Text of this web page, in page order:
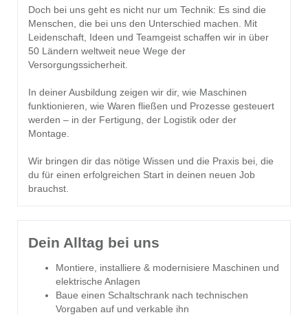
Doch bei uns geht es nicht nur um Technik: Es sind die
Menschen, die bei uns den Unterschied machen. Mit
Leidenschaft, Ideen und Teamgeist schaffen wir in über
50 Ländern weltweit neue Wege der
Versorgungssicherheit.
In deiner Ausbildung zeigen wir dir, wie Maschinen
funktionieren, wie Waren fließen und Prozesse gesteuert
werden – in der Fertigung, der Logistik oder der
Montage.
Wir bringen dir das nötige Wissen und die Praxis bei, die
du für einen erfolgreichen Start in deinen neuen Job
brauchst.
Dein Alltag bei uns
Montiere, installiere & modernisiere Maschinen und
elektrische Anlagen
Baue einen Schaltschrank nach technischen
Vorgaben auf und verkable ihn